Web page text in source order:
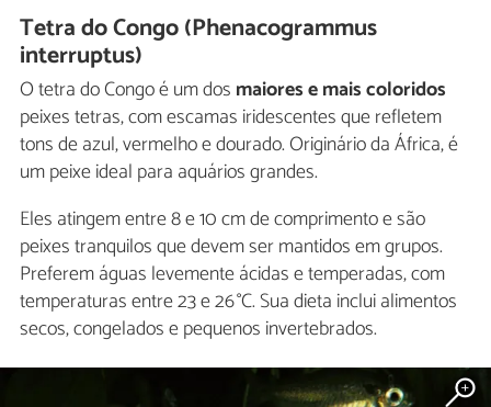
Tetra do Congo (Phenacogrammus
interruptus)
O tetra do Congo é um dos maiores e mais coloridos
peixes tetras, com escamas iridescentes que refletem
tons de azul, vermelho e dourado. Originário da África, é
um peixe ideal para aquários grandes.
Eles atingem entre 8 e 10 cm de comprimento e são
peixes tranquilos que devem ser mantidos em grupos.
Preferem águas levemente ácidas e temperadas, com
temperaturas entre 23 e 26 °C. Sua dieta inclui alimentos
secos, congelados e pequenos invertebrados.